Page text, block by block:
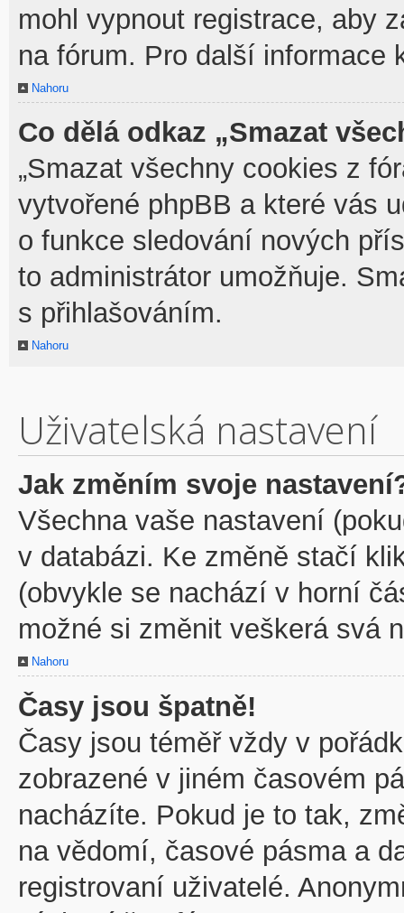
mohl vypnout registrace, aby
na fórum. Pro další informace
Nahoru
Co dělá odkaz „Smazat
„Smazat všechny cookies z
vytvořené phpBB a které vás
o funkce sledování nových
to administrátor umožňuje.
s přihlašováním.
Nahoru
Uživatelská nastavení
Jak změním svoje
Všechna vaše nastavení
v databázi. Ke změně stačí
(obvykle se nachází v horní
možné si změnit veškerá svá
Nahoru
Časy jsou špatně!
Časy jsou téměř vždy v
zobrazené v jiném časovém
nacházíte. Pokud je to tak,
na vědomí, časové pásma a
registrovaní uživatelé.